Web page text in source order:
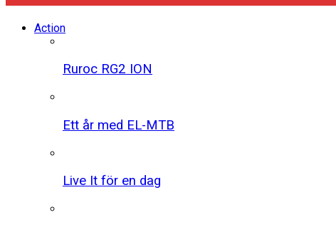
Action
Ruroc RG2 ION
Ett år med EL-MTB
Live It för en dag